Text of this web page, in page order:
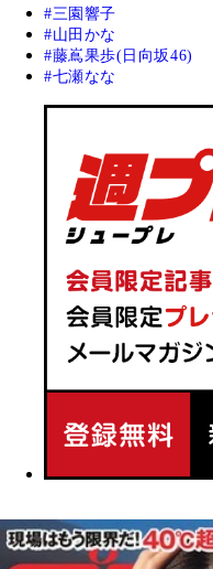
三園響子
山田かな
藤嶌果歩(日向坂46)
七瀬なな